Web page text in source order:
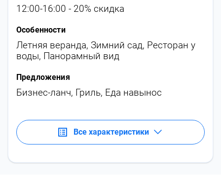
12:00-16:00 - 20% скидка
Особенности
Летняя веранда, Зимний сад, Ресторан у
воды, Панорамный вид
Предложения
Бизнес-ланч, Гриль, Еда навынос
Все характеристики